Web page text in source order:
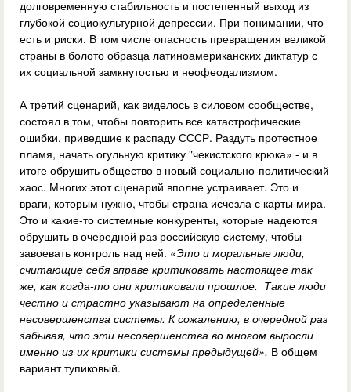
долговременную стабильность и постепенный выход из
глубокой социокультурной депрессии. При понимании, что
есть и риски. В том числе опасность превращения великой
страны в болото образца латиноамериканских диктатур с
их социальной замкнутостью и неофеодализмом.
А третий сценарий, как виделось в силовом сообществе,
состоял в том, чтобы повторить все катастрофические
ошибки, приведшие к распаду СССР. Раздуть протестное
пламя, начать огульную критику "чекистского крюка» - и в
итоге обрушить общество в новый социально-политический
хаос. Многих этот сценарий вполне устраивает. Это и
враги, которым нужно, чтобы страна исчезла с карты мира.
Это и какие-то системные конкуренты, которые надеются
обрушить в очередной раз российскую систему, чтобы
завоевать контроль над ней. «Это и моральные люди,
считающие себя вправе критиковать настоящее так
же, как когда-то они критиковали прошлое. Такие люди
честно и страстно указывают на определенные
несовершенства системы. К сожалению, в очередной раз
забывая, что эти несовершенства во многом выросли
именно из их критики системы предыдущей». В общем
вариант тупиковый.